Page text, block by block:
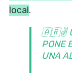
local.
🇦🇷✌️
PONE
UNA